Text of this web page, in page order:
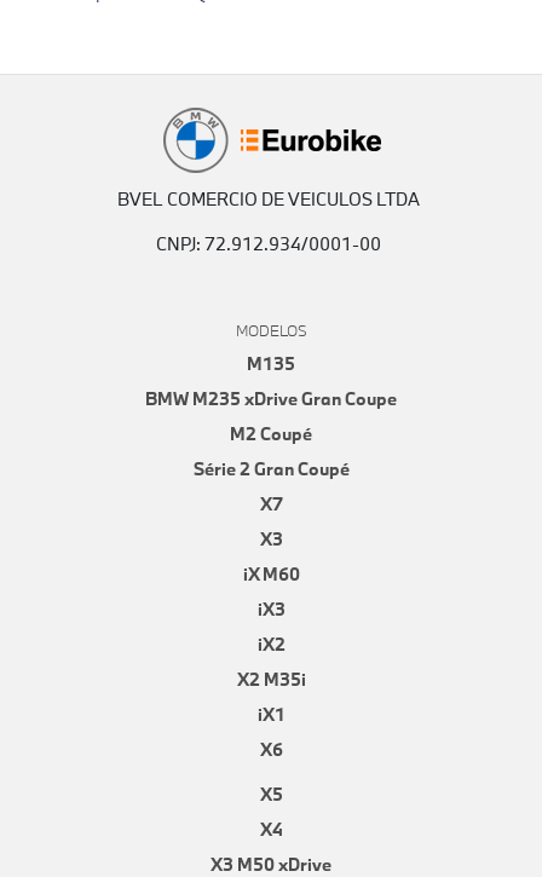
BVEL COMERCIO DE VEICULOS LTDA
CNPJ: 72.912.934/0001-00
MODELOS
M135
BMW M235 xDrive Gran Coupe
M2 Coupé
Série 2 Gran Coupé
X7
X3
iX M60
iX3
iX2
X2 M35i
iX1
X6
X5
X4
X3 M50 xDrive